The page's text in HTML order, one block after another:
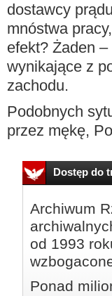
dostawcy
mnóstwa
efekt? Żaden
wynikające z
zachodu.
Podobnych
przez mękę,
Dostęp do
Archiwum
od 1993
Ponad